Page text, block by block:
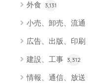
外食 3,131
小売、卸売、流通
広告、出版、印刷
建設、工事 3,312
情報、通信、放送